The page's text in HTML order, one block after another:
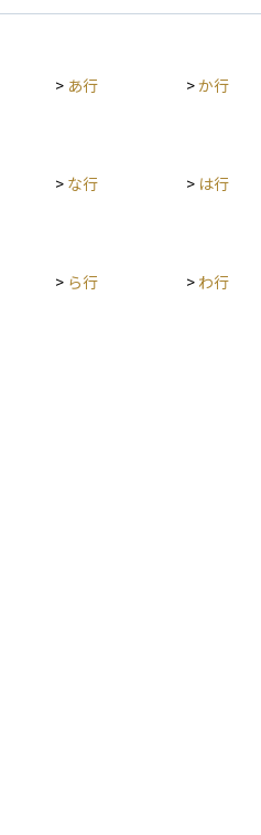
> あ行 >か行
> な行 > は行
> ら行 > わ行